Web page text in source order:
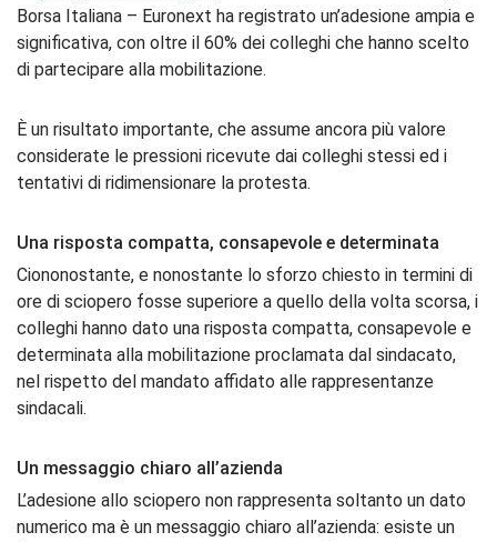
Borsa Italiana – Euronext ha registrato un’adesione ampia e
significativa, con oltre il 60% dei colleghi che hanno scelto
di partecipare alla mobilitazione.
È un risultato importante, che assume ancora più valore
considerate le pressioni ricevute dai colleghi stessi ed i
tentativi di ridimensionare la protesta.
Una risposta compatta, consapevole e determinata
Ciononostante, e nonostante lo sforzo chiesto in termini di
ore di sciopero fosse superiore a quello della volta scorsa, i
colleghi hanno dato una risposta compatta, consapevole e
determinata alla mobilitazione proclamata dal sindacato,
nel rispetto del mandato affidato alle rappresentanze
sindacali.
Un messaggio chiaro all’azienda
L’adesione allo sciopero non rappresenta soltanto un dato
numerico ma è un messaggio chiaro all’azienda: esiste un